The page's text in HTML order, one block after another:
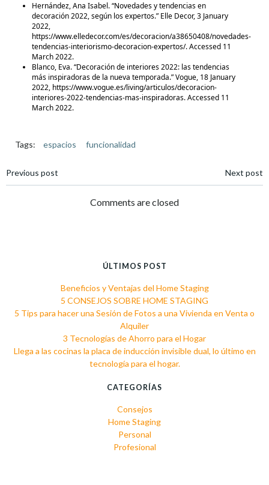
Hernández, Ana Isabel. “Novedades y tendencias en
decoración 2022, según los expertos.” Elle Decor, 3 January
2022,
https://www.elledecor.com/es/decoracion/a38650408/novedades-
tendencias-interiorismo-decoracion-expertos/. Accessed 11
March 2022.
Blanco, Eva. “Decoración de interiores 2022: las tendencias
más inspiradoras de la nueva temporada.” Vogue, 18 January
2022, https://www.vogue.es/living/articulos/decoracion-
interiores-2022-tendencias-mas-inspiradoras. Accessed 11
March 2022.
Tags: espacios funcionalidad
Previous post Next post
Comments are closed
ÚLTIMOS POST
Beneficios y Ventajas del Home Staging
5 CONSEJOS SOBRE HOME STAGING
5 Tips para hacer una Sesión de Fotos a una Vivienda en Venta o
Alquiler
3 Tecnologías de Ahorro para el Hogar
Llega a las cocinas la placa de inducción invisible dual, lo último en
tecnología para el hogar.
CATEGORÍAS
Consejos
Home Staging
Personal
Profesional